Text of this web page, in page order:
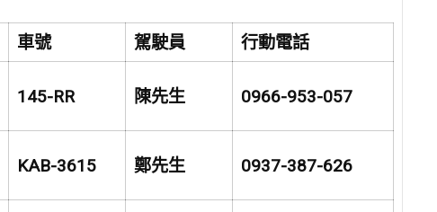
車號 駕駛員
行動電話
145-RR 陳先生 0966-953-057
KAB-3615 鄭先生 0937-387-626